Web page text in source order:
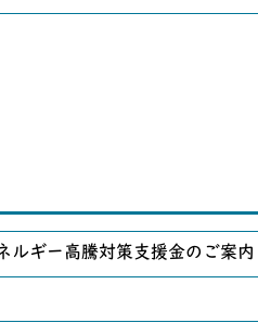
ルギー高騰対策支援金のご案内